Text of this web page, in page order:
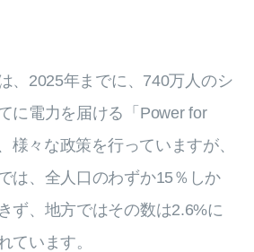
、2025年までに、740万人のシ
に電力を届ける「Power for
様々な政策を行っていますが、
は、全人口のわずか15％しか
ず、地方ではその数は2.6%に
ています。